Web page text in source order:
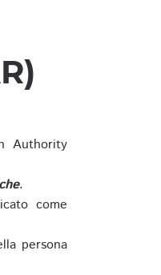
Authority
.
come
persona